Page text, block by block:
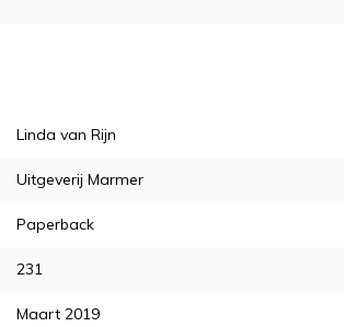
Linda van Rijn
Uitgeverij Marmer
Paperback
231
Maart 2019